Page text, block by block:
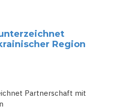
Region
Partnerschaft mit